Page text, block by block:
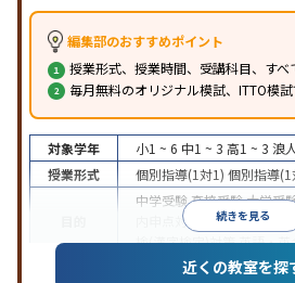
編集部のおすすめポイント
授業形式、授業時間、受講科目、すべ
毎月無料のオリジナル模試、ITTO模
続きを見る
対象学年 小1 ~ 6 中1 ~ 3 高1 ~ 3 浪
授業形式
個別指導(1対1) 個別指導(1
中学受験高校受験大学受
内申点対策
学習習慣の定着
検(漢字検定)対策英語・英
1科目から受講可能季節講
近くの教室を探